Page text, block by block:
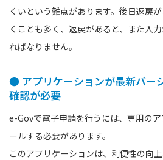
くいという難点があります。後日返戻
くことも多く、返戻があると、また入
ればなりません。
● アプリケーションが最新バー
確認が必要
e-Govで電子申請を行うには、専用の
ールする必要があります。
このアプリケーションは、利便性の向